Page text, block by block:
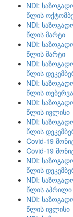
NDI:
წლის
NDI:
წლის მარტი
NDI:
წლის მარტი
NDI:
წლის
NDI:
წლის
NDI:
წლის ივლისი
NDI:
წლის
Covid-19
Covid-19
NDI:
წლის
NDI:
წლის აპრილი
NDI:
წლის ივლისი